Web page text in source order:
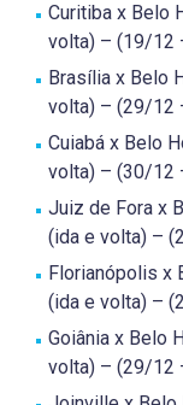
Curitiba x Belo
volta) – (19/12
Brasília x Belo
volta) – (29/12
Cuiabá x Belo
volta) – (30/12
Juiz de Fora x
(ida e volta) –
Florianópolis x
(ida e volta) –
Goiânia x Belo
volta) – (29/12